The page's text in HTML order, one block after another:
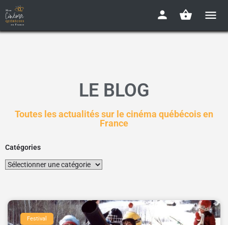
LE BLOG
Toutes les actualités sur le cinéma québécois en
France
Catégories
Festival